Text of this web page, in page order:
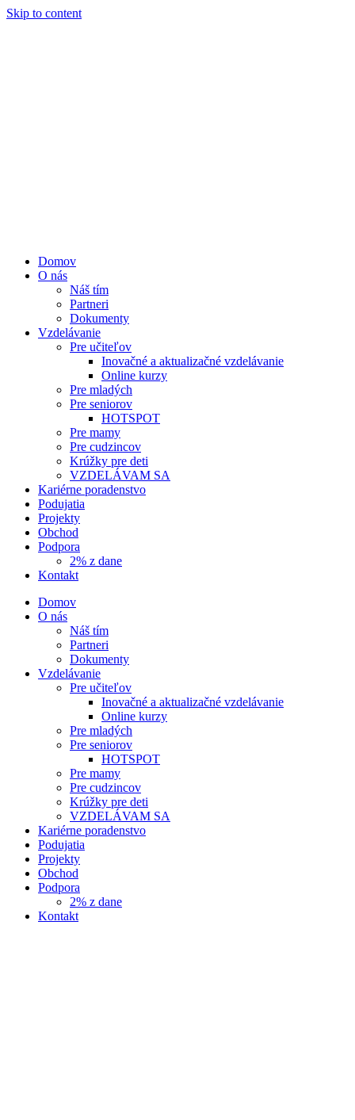
Skip to content
Domov
O nás
Náš tím
Partneri
Dokumenty
Vzdelávanie
Pre učiteľov
Inovačné a aktualizačné vzdelávanie
Online kurzy
Pre mladých
Pre seniorov
HOTSPOT
Pre mamy
Pre cudzincov
Krúžky pre deti
VZDELÁVAM SA
Kariérne poradenstvo
Podujatia
Projekty
Obchod
Podpora
2% z dane
Kontakt
Domov
O nás
Náš tím
Partneri
Dokumenty
Vzdelávanie
Pre učiteľov
Inovačné a aktualizačné vzdelávanie
Online kurzy
Pre mladých
Pre seniorov
HOTSPOT
Pre mamy
Pre cudzincov
Krúžky pre deti
VZDELÁVAM SA
Kariérne poradenstvo
Podujatia
Projekty
Obchod
Podpora
2% z dane
Kontakt